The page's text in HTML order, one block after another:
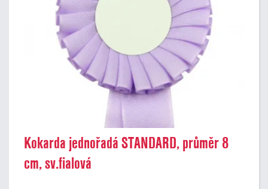
Kokarda jednořadá STANDARD, průměr 8
cm, sv.fialová